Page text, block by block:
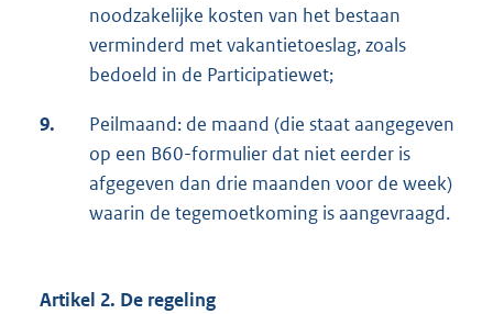
noodzakelijke kosten van het bestaan
verminderd met vakantietoeslag, zoals
bedoeld in de Participatiewet;
9.
Peilmaand: de maand (die staat aangegeven
op een B60-formulier dat niet eerder is
afgegeven dan drie maanden voor de week)
waarin de tegemoetkoming is aangevraagd.
Artikel 2. De regeling